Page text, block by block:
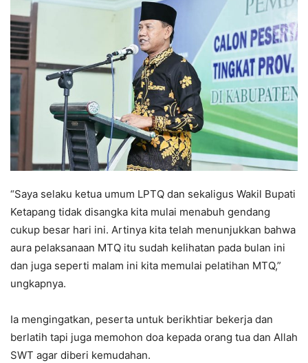
“Saya selaku ketua umum LPTQ dan sekaligus Wakil Bupati
Ketapang tidak disangka kita mulai menabuh gendang
cukup besar hari ini. Artinya kita telah menunjukkan bahwa
aura pelaksanaan MTQ itu sudah kelihatan pada bulan ini
dan juga seperti malam ini kita memulai pelatihan MTQ,”
ungkapnya.
Ia mengingatkan, peserta untuk berikhtiar bekerja dan
berlatih tapi juga memohon doa kepada orang tua dan Allah
SWT agar diberi kemudahan.